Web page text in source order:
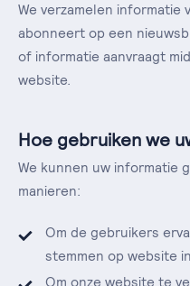
We verzamelen informatie
abonneert op een
of informatie aanvraagt
website.
Hoe gebruiken we
We kunnen uw informatie
manieren:
Om de gebruikers
stemmen op website
Om onze website te